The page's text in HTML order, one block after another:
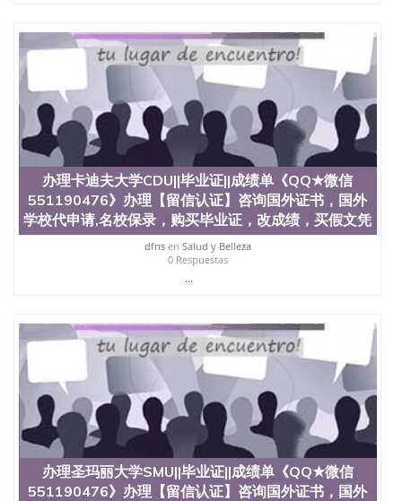
134种学士学科和65个硕士学科，并有来自世界60余
国的学生来此就读。其有名的科系如计算机科学，电
子工程学，工商管理学，艺术设计，和航空学等，深
受性肯定及好评；而各种大学部和研究所的商学课程
也吸引了众多不同国家的专业人士前来研究与学习。
二、办理流程： 1、收集客户办理信息； 2、客户付
定金下单； 3、公司确认到账转制作点做电子图；
4、电子图做好发给客户确认； 5、电子图确认好转成
品部做成品； 6、成品做好拍照或者视频确认再付余
款； 7、快递给客户（国内顺丰，国外DHL）。 三、
真实网上可查的证明材料 1、教育部学历学位认证，
留服真实存档可查，存档。 2、留学回国人员证明
（使馆认证），使馆网站真实存档可查。 3、留信网
真实可查认证办理，存档可查，终身受用。 四、办理
流程农业科学院、艺术与建筑学院、商学院、交流学
护理学院、科学学院等。学校的教育学院排名在全美
前十名，工学院排名在前十五名，且继续攀升中。纽
约大学为学生们提供本科、硕士及博士学位。学校的
专业课程包括：会计学、MBA、财务、教育、建筑工
程、经济、医学、护理、文学、音乐、生物学、统计
学、美术、电子工程、天文学、农业、环境污染控
制、历史、电气工程、生物工程、建筑设计、工商管
理、材料科学、机械工程、航天工程、土木工程、数
学、化学、英语、社会科学、心理学、戏剧、市场营
销、机械工程、计算机科学、物理学、人工智能、商
办理卡迪夫大学CDU||毕业证||成绩单《QQ★微信
551190476》办理【留信认证】咨询国外证书，国外
学校代申请,名校保录，购买毕业证，改成绩，买假文凭
dfnsen Salud y Belleza
0 Respuestas
...
办理圣玛丽大学SMU||毕业证||成绩单《QQ★微信
551190476》办理【留信认证】咨询国外证书，国外